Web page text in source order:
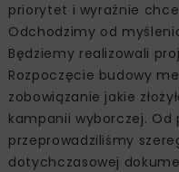
priorytet i wyraźnie
Odchodzimy od
Będziemy realizowali
Rozpoczęcie budowy
zobowiązanie jakie
kampanii wyborczej. Od
przeprowadziliśmy
dotychczasowej